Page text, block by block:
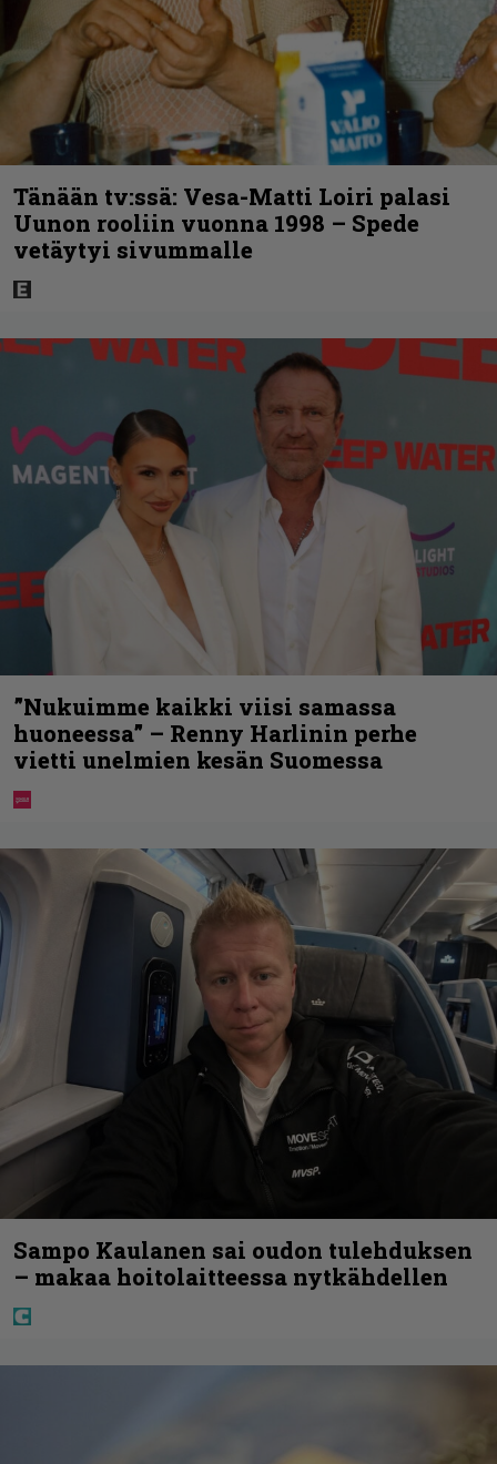
Tänään tv:ssä: Vesa-Matti Loiri palasi
Uunon rooliin vuonna 1998 – Spede
vetäytyi sivummalle
”Nukuimme kaikki viisi samassa
huoneessa” – Renny Harlinin perhe
vietti unelmien kesän Suomessa
Sampo Kaulanen sai oudon tulehduksen
– makaa hoitolaitteessa nytkähdellen